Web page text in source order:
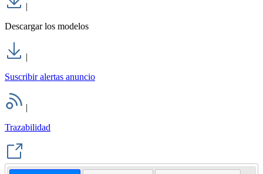
|
Descargar los modelos
|
Suscribir alertas anuncio
|
Trazabilidad